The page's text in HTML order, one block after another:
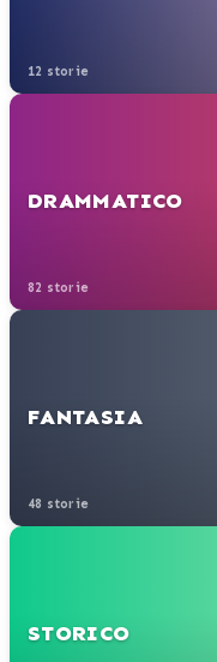
12 storie
DRAMMATICO
82 storie
FANTASIA
48 storie
STORICO